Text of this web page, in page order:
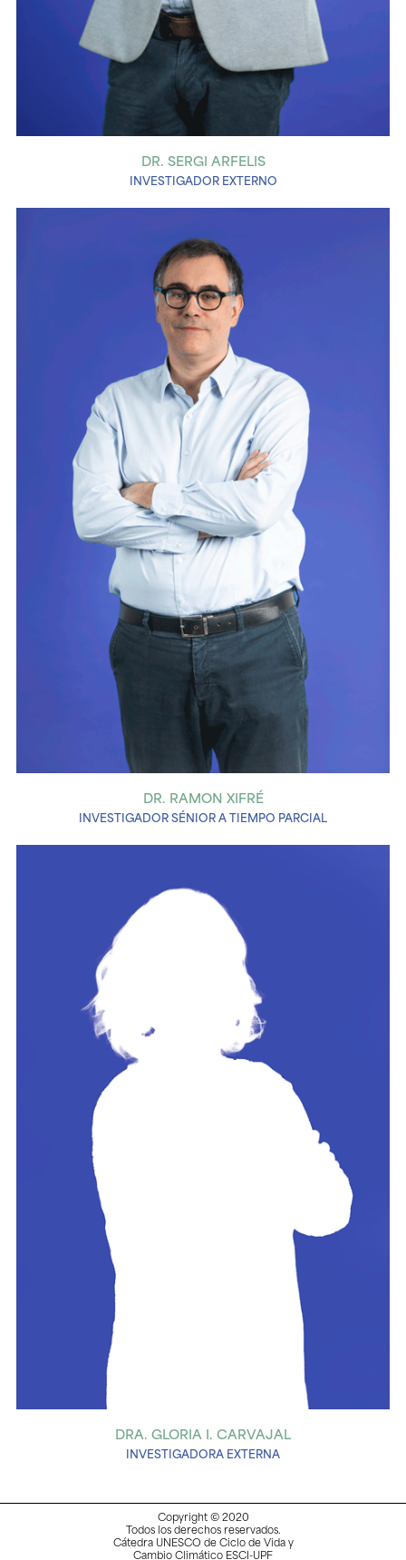
DR. SERGI ARFELIS
INVESTIGADOR EXTERNO
DR. RAMON XIFRÉ
INVESTIGADOR SÉNIOR A TIEMPO PARCIAL
DRA. GLORIA I. CARVAJAL
INVESTIGADORA EXTERNA
Copyright © 2020
Todos los derechos reservados.
Cátedra UNESCO de Ciclo de Vida y
Cambio Climático ESCI-UPF